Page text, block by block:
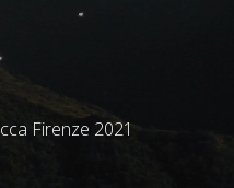
Firenze 2021